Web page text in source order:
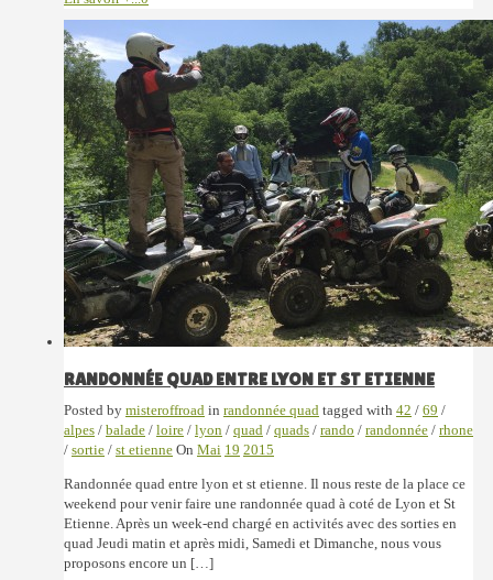
RANDONNÉE QUAD ENTRE LYON ET ST ETIENNE
Posted by misteroffroad in randonnée quad tagged with 42 / 69 /
alpes / balade / loire / lyon / quad / quads / rando / randonnée / rhone
/ sortie / st etienne On Mai 19 2015
Randonnée quad entre lyon et st etienne. Il nous reste de la place ce
weekend pour venir faire une randonnée quad à coté de Lyon et St
Etienne. Après un week-end chargé en activités avec des sorties en
quad Jeudi matin et après midi, Samedi et Dimanche, nous vous
proposons encore un […]